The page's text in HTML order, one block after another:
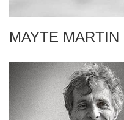
MAYTE MARTIN